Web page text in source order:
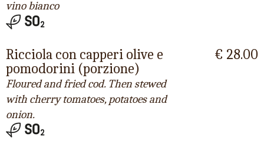
vino bianco
Ricciola con capperi olive e
pomodorini (porzione)
Floured and fried cod. Then stewed
with cherry tomatoes, potatoes and
onion.
€ 28.00